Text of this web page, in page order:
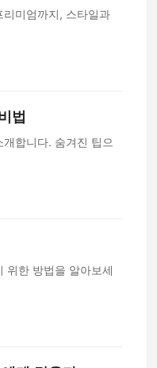
미엄까지, 스타일과
법
합니다. 숨겨진 팁으
위한 방법을 알아보세